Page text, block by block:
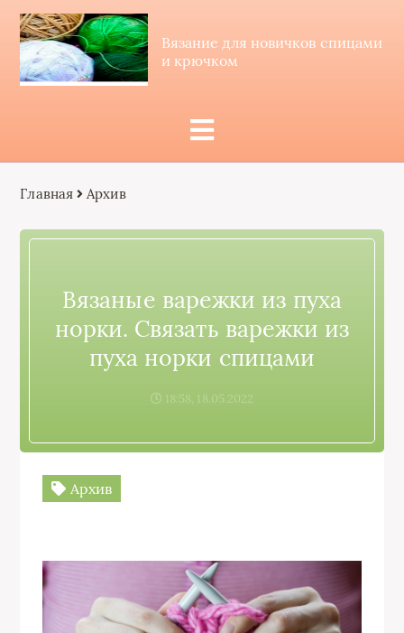
Вязание для новичков спицами
и крючком
Главная Архив
Вязаные варежки из пуха
норки. Связать варежки из
пуха норки спицами
18:58, 18.05.2022
Архив